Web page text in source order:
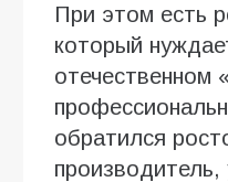
При этом есть
который
отечественном
обратился
производитель,